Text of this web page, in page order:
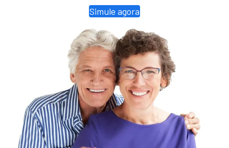
Simule agora